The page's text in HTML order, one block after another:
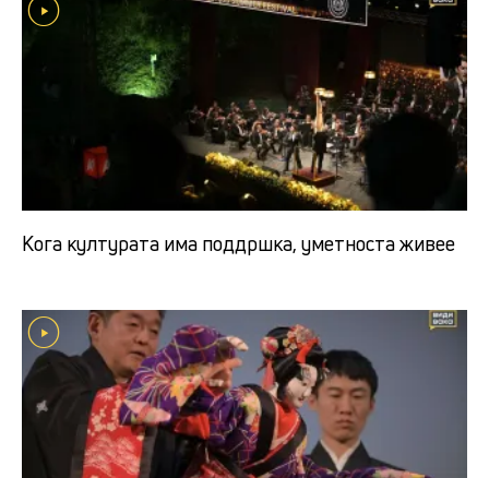
Кога културата има поддршка, уметноста живее